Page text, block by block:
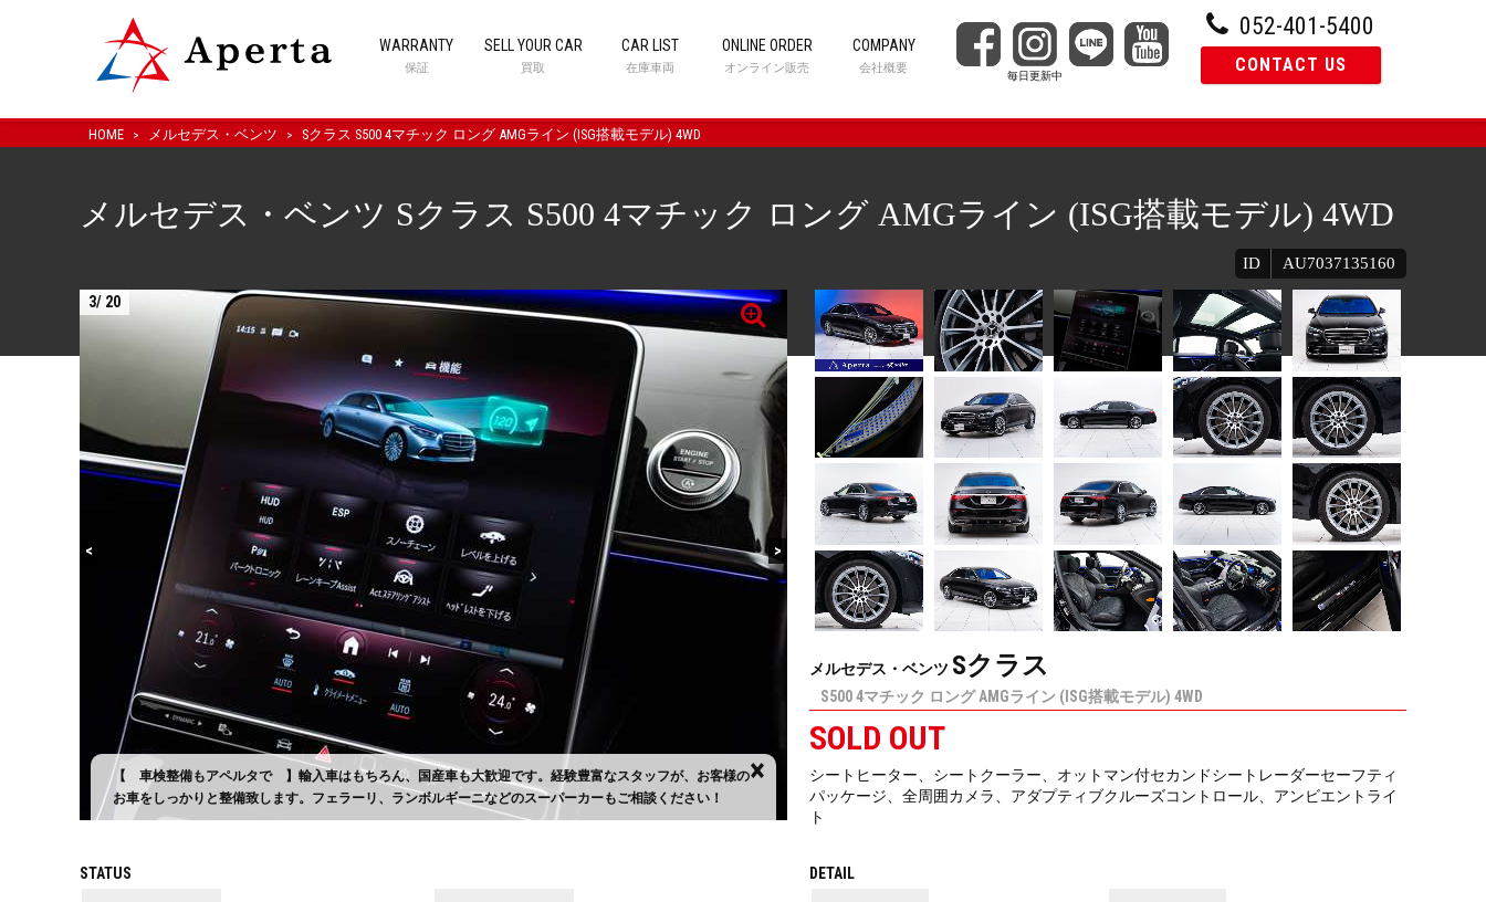
WARRANTY
保証
SELL YOUR CAR
買取
CAR LIST
在庫車両
ONLINE ORDER
オンライン販売
COMPANY
会社概要
052-401-5400
CONTACT US
HOME メルセデス・ベンツ Sクラス S500 4マチック ロング AMGライン (ISG搭載モデル) 4WD
メルセデス・ベンツ Sクラス S500 4マチック ロング AMGライン (ISG搭載モデル) 4WD
ID AU7037135160
4/ 20
<
×
【 車検整備もアペルタで 】輸入車はもちろん、国産車も大歓迎です。経験豊富なスタッフが、お客様の
お車をしっかりと整備致します。フェラーリ、ランボルギーニなどのスーパーカーもご相談ください！
【 ご納車時後の費用 】大切なお車に長く乗れるよう、ご納車時には経年劣化を除き必要な部位は交換し
ます。納車後の整備費用は正規ディーラー様と比較しても負担の少ない、維持しやすい価格設定を目指して
います。
>
メルセデス・ベンツ Sクラス
S500 4マチック ロング AMGライン (ISG搭載モデル) 4WD
SOLD OUT
シートヒーター、シートクーラー、オットマン付セカンドシートレーダーセーフティ
パッケージ、全周囲カメラ、アダプティブクルーズコントロール、アンビエントライ
ト
STATUS DETAIL